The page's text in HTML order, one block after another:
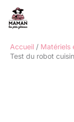
contenu
Accueil
Matériels
Test du robot
Rechercher